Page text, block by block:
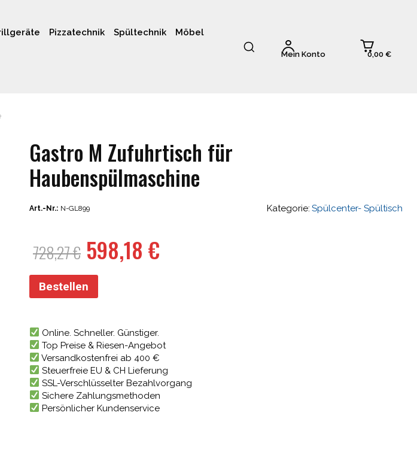
Pizzatechnik Spültechnik Möbel
Mein Konto 0,00 €
Gastro M Zufuhrtisch für
Haubenspülmaschine
Art.-Nr.: N-GL899 Kategorie: Spülcenter- Spültisch
728,27€ Ursprünglicher
Preis
war:
598,18 €
Bestellen
Online. Schneller. Günstiger.
Top Preise & Riesen-Angebot
Versandkostenfrei ab 400 €
Steuerfreie EU & CH Lieferung
SSL-Verschlüsselter Bezahlvorgang
Sichere Zahlungsmethoden
Persönlicher Kundenservice